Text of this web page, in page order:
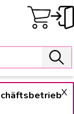
X